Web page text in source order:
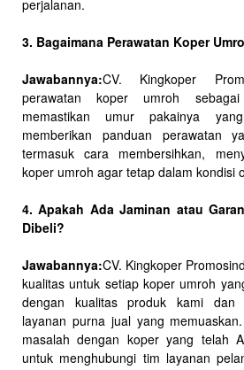
perjalanan.
3. Bagaimana Perawatan Koper
Jawabannya:CV. Kingkoper
perawatan koper umroh
memastikan umur pakainya
memberikan panduan perawatan
termasuk cara membersihkan,
koper umroh agar tetap dalam kondisi
4. Apakah Ada Jaminan atau
Dibeli?
Jawabannya:CV. Kingkoper
kualitas untuk setiap koper umroh
dengan kualitas produk kami dan
layanan purna jual yang
masalah dengan koper yang telah
untuk menghubungi tim layanan